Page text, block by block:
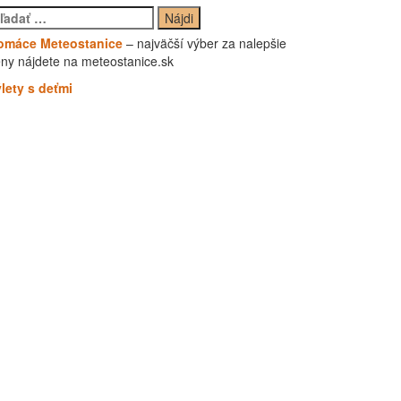
Meteostanice – najväčší výber za nalepšie
nájdete na meteostanice.sk
s deťmi